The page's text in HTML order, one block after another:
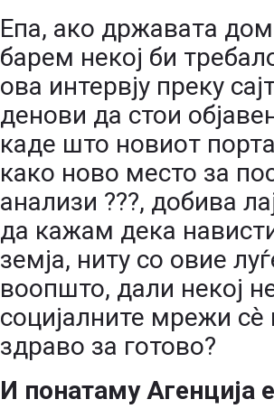
Епа, ако државата
барем некој би
ова интервју преку
денови да стои
каде што новиот
како ново место за
анализи ???, добива
да кажам дека
земја, ниту со овие
воопшто, дали некој
социјалните мрежи
здраво за готово?
И понатаму Агенција